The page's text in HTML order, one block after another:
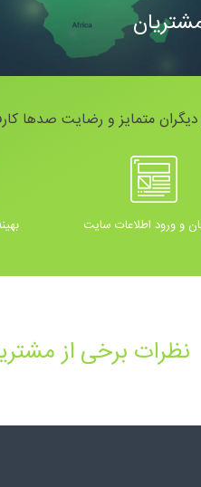
دیگران متمایز و رضایت صدها
و ورود اطلاعات سایت
نظرات برخی از